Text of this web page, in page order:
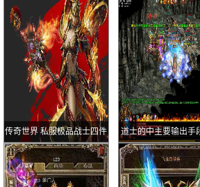
传奇世界 私服极品战士四件
套当年魂十五也就这个水准
了吧
道士的中主要输出手
么